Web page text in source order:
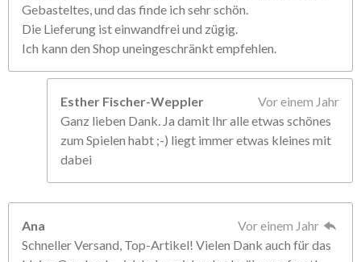
Gebasteltes, und das finde ich sehr schön.
Die Lieferung ist einwandfrei und zügig.
Ich kann den Shop uneingeschränkt empfehlen.
Esther Fischer-Weppler
Vor einem Jahr
Ganz lieben Dank. Ja damit Ihr alle etwas schönes
zum Spielen habt ;-) liegt immer etwas kleines mit
dabei
Ana
Vor einem Jahr
Schneller Versand, Top-Artikel! Vielen Dank auch für das